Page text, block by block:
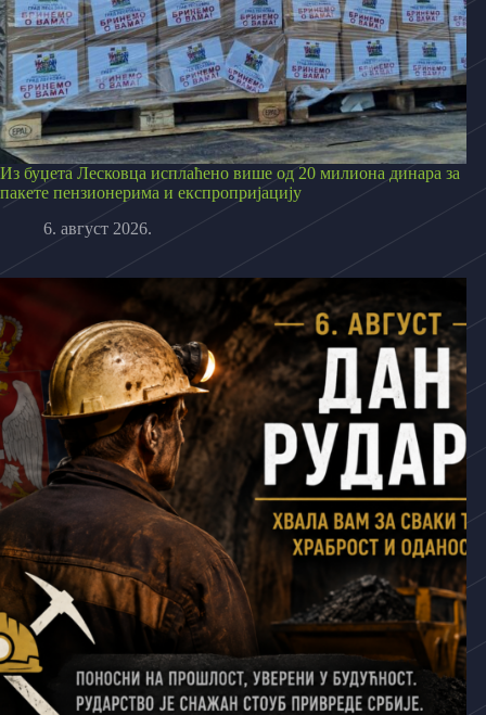
Из буџета Лесковца исплаћено више од 20 милиона динара за
пакете пензионерима и експропријацију
6. август 2026.